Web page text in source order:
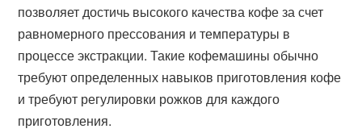
позволяет достичь высокого качества кофе за счет
равномерного прессования и температуры в
процессе экстракции. Такие кофемашины обычно
требуют определенных навыков приготовления кофе
и требуют регулировки рожков для каждого
приготовления.